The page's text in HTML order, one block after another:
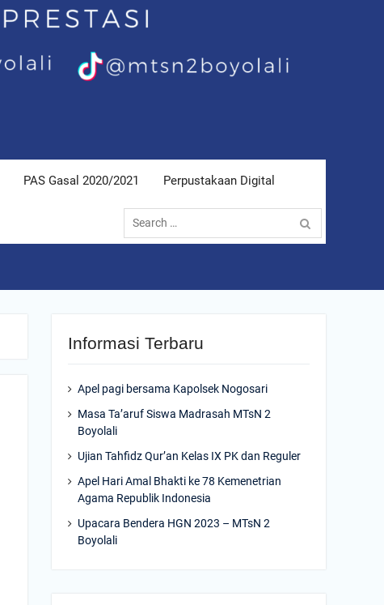
PAS Gasal 2020/2021 Perpustakaan Digital
Search
for:
Informasi Terbaru
Apel pagi bersama Kapolsek Nogosari
Masa Ta’aruf Siswa Madrasah MTsN 2
Boyolali
Ujian Tahfidz Qur’an Kelas IX PK dan Reguler
Apel Hari Amal Bhakti ke 78 Kemenetrian
Agama Republik Indonesia
Upacara Bendera HGN 2023 – MTsN 2
Boyolali